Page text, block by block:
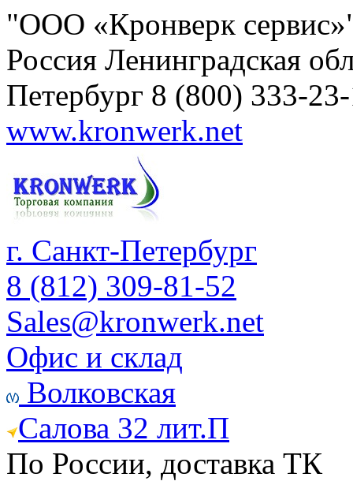
"ООО «Кронверк
Россия Ленинградская
Петербург 8 (800) 333-
www.kronwerk.net
г. Санкт-Петербург
8 (812) 309-81-52
Sales@kronwerk.net
Офис и склад
Волковская
Салова 32 лит.П
По России, доставка ТК